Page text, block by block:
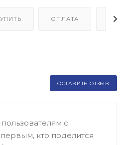
ОПЛАТА
ОСТАВИТЬ ОТЗЫВ
с
кто поделится